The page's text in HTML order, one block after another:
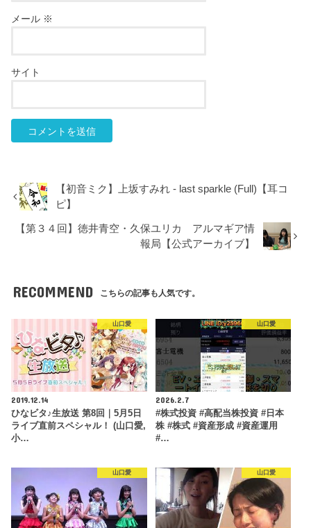
メール ※
サイト
【初音ミク】上坂すみれ - last sparkle (Full)【耳コ
ピ】
【第３４回】徳井青空・久保ユリカ アルマギア情
報局【公式アーカイブ】
RECOMMEND こちらの記事も人気です。
山口愛
2019.12.14
ひなビタ♪生放送 第8回｜5月5日
ライブ直前スペシャル！ (山口愛,
小…
山口愛
2026.2.7
#株式投資 #高配当株投資 #日本
株 #株式 #資産形成 #資産運用
#…
山口愛 山口愛